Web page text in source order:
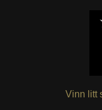
Vinn litt